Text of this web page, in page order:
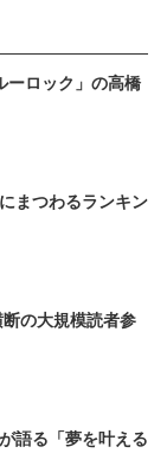
ーロック」の高橋
まつわるランキン
の大規模読者参
語る「夢を叶える